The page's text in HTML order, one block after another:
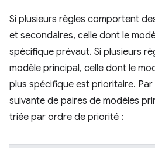
Si plusieurs règles comportent
et secondaires, celle dont le
spécifique prévaut. Si plusieurs
modèle principal, celle dont le
plus spécifique est prioritaire. Par
suivante de paires de modèles
triée par ordre de priorité :